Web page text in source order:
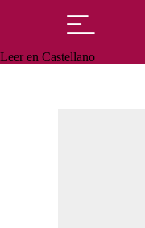
Leer en Castellano